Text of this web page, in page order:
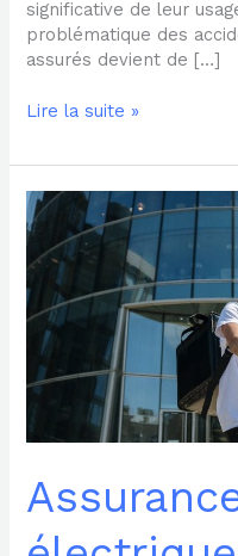
significative de leur
problématique des
assurés devient de […]
Lire la suite »
Assurance
trottinette
électrique
et
dommages
corporels
que